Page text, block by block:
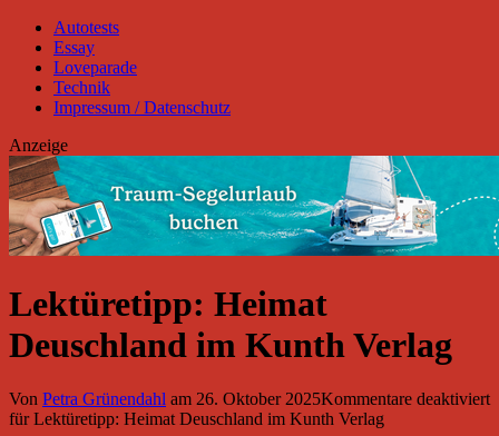
Autotests
Essay
Loveparade
Technik
Impressum / Datenschutz
Anzeige
Lektüretipp: Heimat
Deuschland im Kunth Verlag
Von Petra Grünendahl am 26. Oktober 2025Kommentare deaktiviert
für Lektüretipp: Heimat Deuschland im Kunth Verlag